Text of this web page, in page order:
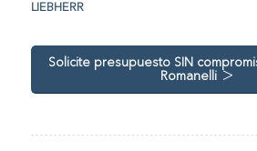
LIEBHERR
Solicite presupuesto SIN
Romanelli